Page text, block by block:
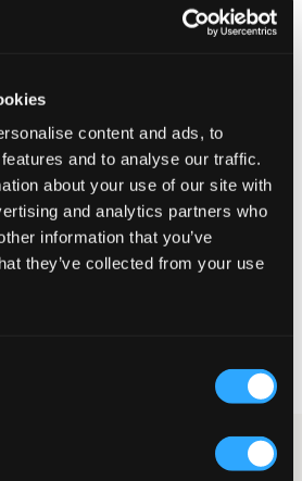
content and ads, to
and to analyse our traffic.
about your use of our site with
and analytics partners who
information that you’ve
they’ve collected from your use
Perfekt Stor
STORLEKSGUIDE
STORLEK
Toppen har en tight passform och
är toppen vågig vilket ger en